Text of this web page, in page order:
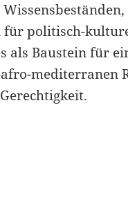
politisch-
als Baustein für
mediterranen